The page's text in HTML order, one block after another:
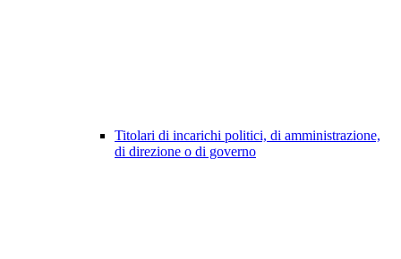
Titolari di incarichi politici, di amministrazione,
di direzione o di governo